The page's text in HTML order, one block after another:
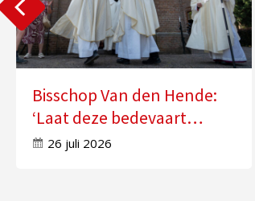
Bisschop Van den Hende:
‘Laat deze bedevaart
doorwerken in uw leven’
26 juli 2026